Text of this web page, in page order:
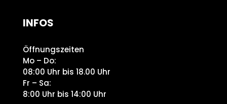
INFOS
Öffnungszeiten
Mo – Do:
08:00 Uhr bis 18.00 Uhr
Fr – Sa:
8:00 Uhr bis 14:00 Uhr